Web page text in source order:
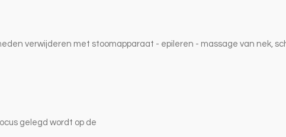
verwijderen met stoomapparaat - epileren - massage van nek,
gelegd wordt op de